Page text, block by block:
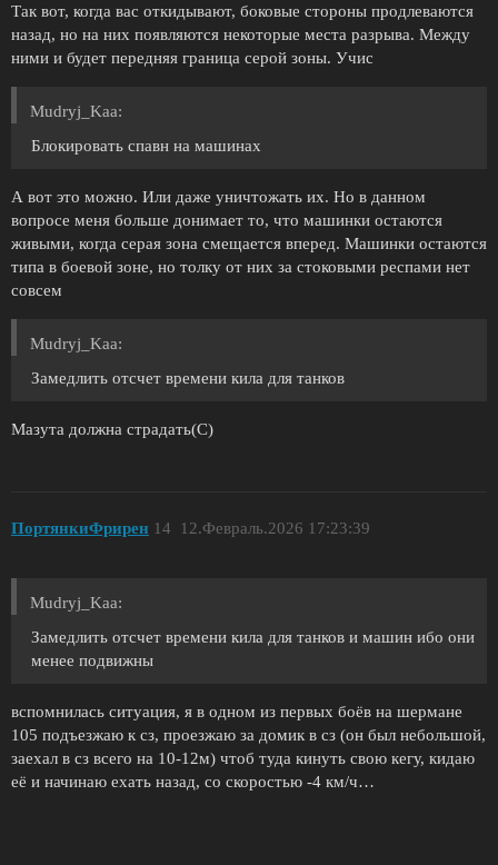
Так вот, когда вас откидывают, боковые стороны продлеваются
назад, но на них появляются некоторые места разрыва. Между
ними и будет передняя граница серой зоны. Учис
Mudryj_Kaa:
Блокировать спавн на машинах
А вот это можно. Или даже уничтожать их. Но в данном
вопросе меня больше донимает то, что машинки остаются
живыми, когда серая зона смещается вперед. Машинки остаются
типа в боевой зоне, но толку от них за стоковыми респами нет
совсем
Mudryj_Kaa:
Замедлить отсчет времени кила для танков
Мазута должна страдать(С)
ПортянкиФрирен 12.Февраль.2026 17:23:39
14
Mudryj_Kaa:
Замедлить отсчет времени кила для танков и машин ибо они
менее подвижны
вспомнилась ситуация, я в одном из первых боёв на шермане
105 подъезжаю к сз, проезжаю за домик в сз (он был небольшой,
заехал в сз всего на 10-12м) чтоб туда кинуть свою кегу, кидаю
её и начинаю ехать назад, со скоростью -4 км/ч…